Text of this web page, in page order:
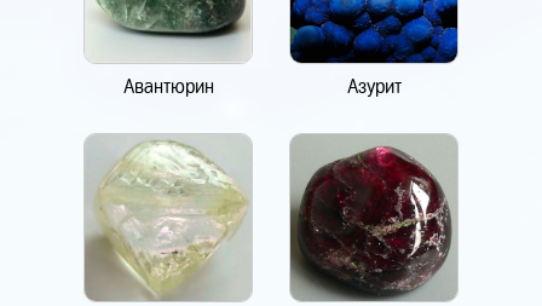
Авантюрин Азурит